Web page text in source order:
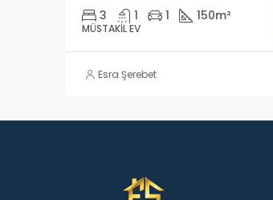
3 1 1 150m²
MÜSTAKIL EV
Esra Şerebet